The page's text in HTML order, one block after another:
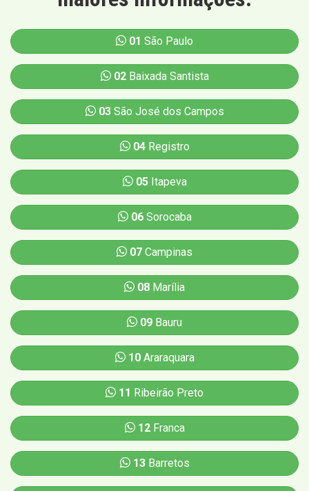
01 São Paulo
02Baixada Santista
03São José dos Campos
04Registro
05Itapeva
06Sorocaba
07 Campinas
08 Marília
09 Bauru
10Araraquara
11 Ribeirão Preto
12Franca
13Barretos